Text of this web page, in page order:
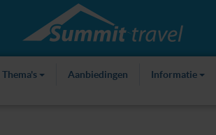
Thema's Aanbiedingen Informatie